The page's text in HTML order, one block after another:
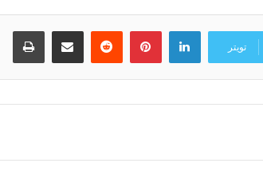
تويتر
لينكدإنبينتيريست
‏Reddit مشاركة عبر البريد